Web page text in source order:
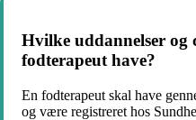
Hvilke uddannelser og
fodterapeut have?
En fodterapeut skal have
og være registreret hos